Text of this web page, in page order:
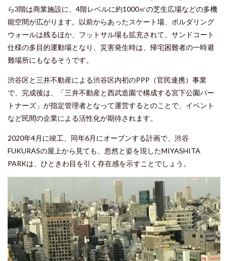
ら3階は商業施設に、 4階レベルに約1000㎡の芝生広場などの多機
能空間が広がります。以前からあったスケート場、ボルダリング
ウォールは残るほか、フットサル場も拡充されて、サンドコート
仕様の多目的運動場となり、災害発生時は、帰宅困難者の一時避
難場所にもなるそうです。
渋谷区と三井不動産による渋谷区内初のPPP （官民連携）事業
で、完成後は、「三井不動産と西武造園で構成する宮下公園パー
トナーズ」が指定管理者となって運営するとのことで、イベント
など民間の企業による活性化が期待されます。
2020年4月に竣工、同年6月にオープンする計画で、渋谷
FUKURASの屋上から見ても、忽然と姿を現したMIYASHITA
PARKは、ひときわ目を引く存在感を示すことでしょう。